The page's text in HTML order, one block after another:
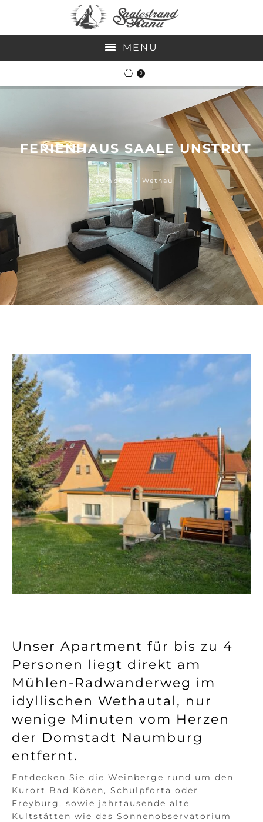
MENU
SOFORTBUCHUNG-TOUREN
JOBS
KONTAKT
0
Naumburg / Wethau
FERIENHAUS SAALE UNSTRUT
Unser Apartment für bis zu 4
Personen liegt direkt am
Mühlen-Radwanderweg im
idyllischen Wethautal, nur
wenige Minuten vom Herzen
der Domstadt Naumburg
entfernt.
Entdecken Sie die Weinberge rund um den
Kurort Bad Kösen, Schulpforta oder
Freyburg, sowie jahrtausende alte
Kultstätten wie das Sonnenobservatorium